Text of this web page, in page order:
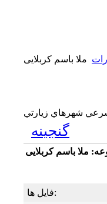
ملا باسم کربلایی
شهرهاي زيارتي
گنجینه
ملا باسم کربلایی
فایل ها: